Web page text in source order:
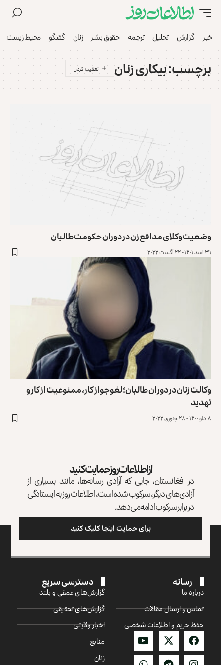
خبر گزارش تحلیل ترجمه حقوق بشر زنان گفتگو محیط زیست
برچسب:بیکاری زنان
وضعیت وکلای مدافع زن در دوران حکومت طالبان
۳۱ اسد ۱۴۰۱ - ۲۲ آگست ۲۰۲۲
وکالت زنان در دوران طالبان؛ لغو جواز کار، ممنوعیت از کار و
تهدید
۸ دلو ۱۴۰۰ - ۲۸ جنوری ۲۰۲۲
از اطلاعات روز حمایت کنید
در افغانستان، جایی که آزادی رسانه‌ها، مانند بسیاری از
آزادی‌های دیگر، سرکوب شده است، اطلاعات روز به ایستادگی
در برابر سرکوب ادامه می‌دهد.
برای حمایت اینجا کلیک کنید
رسانه
درباره ما
تماس و ارسال مقالات
حفظ حریم و اطلاعات شخصی
دسترسی سریع
گزارش‌‌های عمقی و بلند
گزارش‌های تحقیقی
اخبار ولایتی
منابع
زنان